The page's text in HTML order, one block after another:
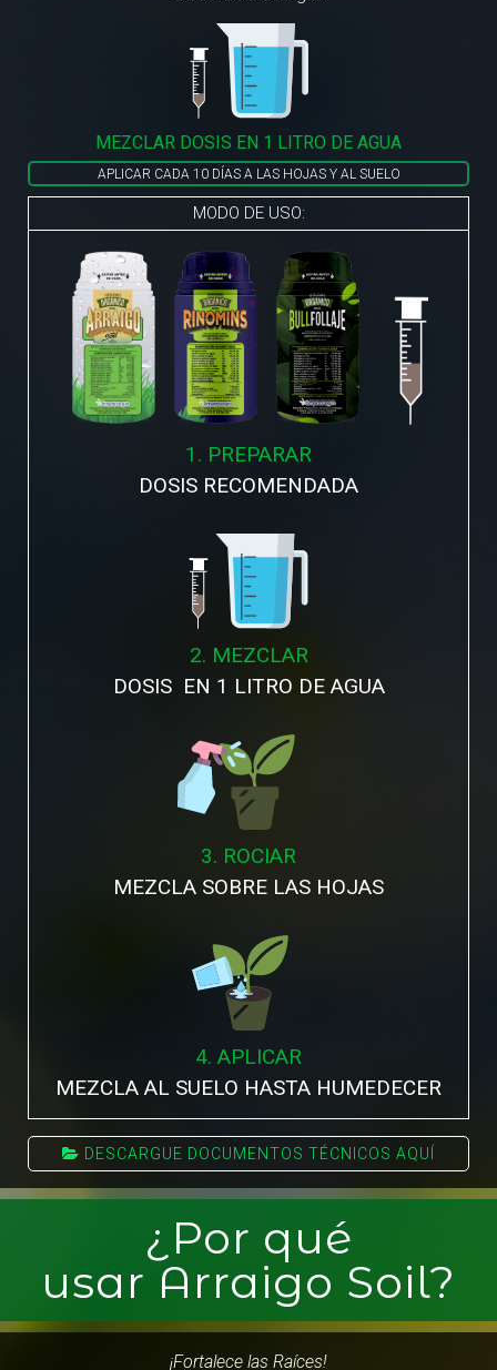
MEZCLAR DOSIS EN 1 LITRO DE AGUA
APLICAR CADA 10 DÍAS A LAS HOJAS Y AL SUELO
MODO DE USO:
1. PREPARAR
DOSIS RECOMENDADA
2. MEZCLAR
DOSIS EN 1 LITRO DE AGUA
3. ROCIAR
MEZCLA SOBRE LAS HOJAS
4. APLICAR
MEZCLA AL SUELO HASTA HUMEDECER
 DESCARGUE DOCUMENTOS TÉCNICOS AQUÍ
¿Por qué
usar Arraigo Soil?
¡Fortalece las Raíces!